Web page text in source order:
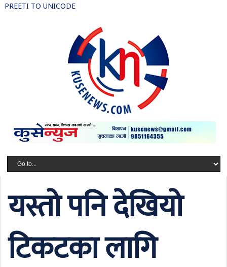
PREETI TO UNICODE
यस्तो पनि देखियो
टिकटका लागि